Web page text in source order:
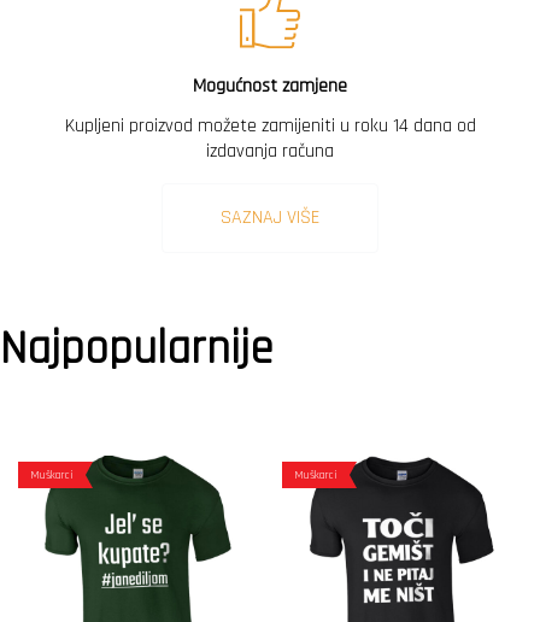
Mogućnost zamjene
Kupljeni proizvod možete zamijeniti u roku 14 dana od
izdavanja računa
SAZNAJ VIŠE
Najpopularnije
Muškarci Muškarci